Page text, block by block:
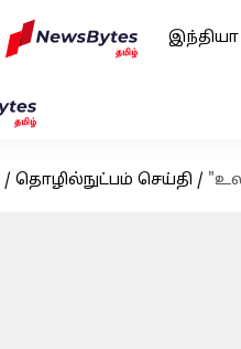
இந்தியா
/ தொழில்நுட்பம் செய்தி /